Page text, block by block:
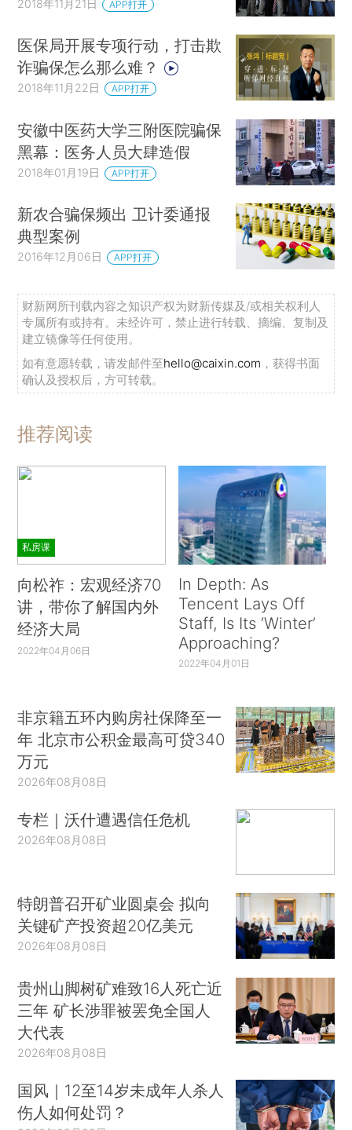
2018年11月21日 APP打开
医保局开展专项行动，打击欺
诈骗保怎么那么难？
2018年11月22日 APP打开
安徽中医药大学三附医院骗保
黑幕：医务人员大肆造假
2018年01月19日 APP打开
新农合骗保频出 卫计委通报
典型案例
2016年12月06日 APP打开
财新网所刊载内容之知识产权为财新传媒及/或相关权利人
专属所有或持有。未经许可，禁止进行转载、摘编、复制及
建立镜像等任何使用。
如有意愿转载，请发邮件至hello@caixin.com ，获得书面
确认及授权后，方可转载。
推荐阅读
私房课
向松祚：宏观经济70
讲，带你了解国内外
经济大局
2022年04月06日
In Depth: As
Tencent Lays Off
Staff, Is Its ‘Winter’
Approaching?
2022年04月01日
非京籍五环内购房社保降至一
年 北京市公积金最高可贷340
万元
2026年08月08日
专栏｜沃什遭遇信任危机
2026年08月08日
特朗普召开矿业圆桌会 拟向
关键矿产投资超20亿美元
2026年08月08日
贵州山脚树矿难致16人死亡近
三年 矿长涉罪被罢免全国人
大代表
2026年08月08日
国风｜12至14岁未成年人杀人
伤人如何处罚？